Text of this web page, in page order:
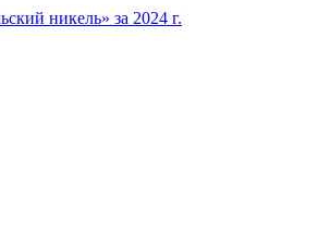
никель» за 2024 г.